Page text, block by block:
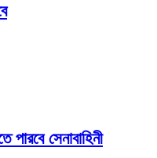
পারবে সেনাবাহিনী